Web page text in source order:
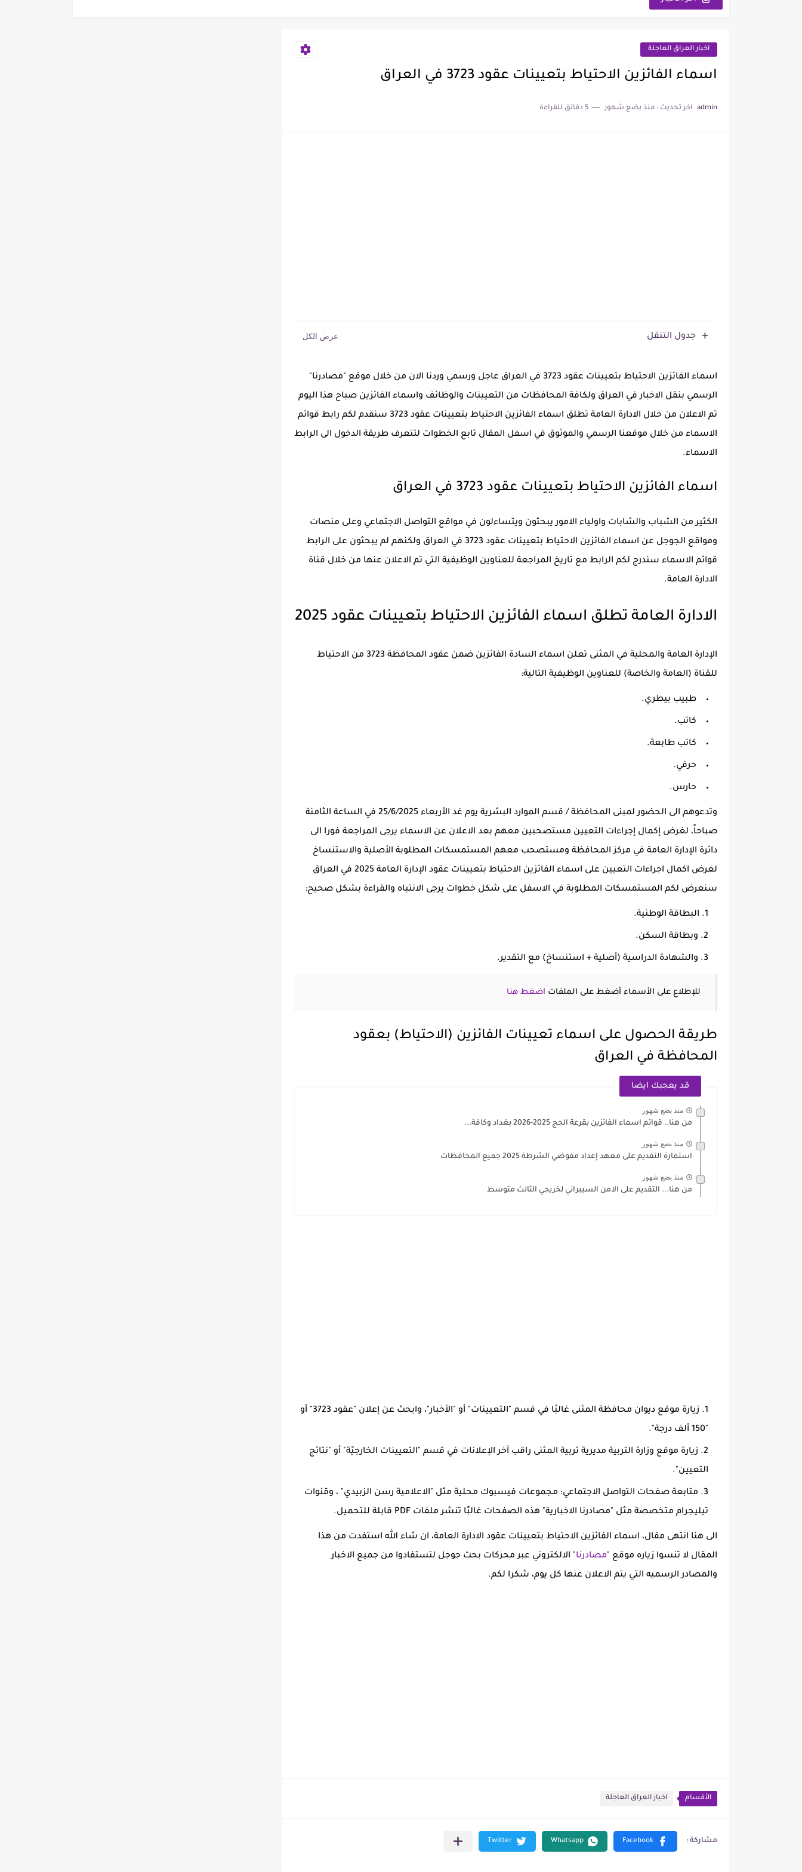
وزارة العمل تعلن اسماء قطع أراضي الرعاية الاجتماعية 2026
اخبار العراق العاجلة
اسماء الفائزين الاحتياط بتعيينات عقود 3723 في العراق
admin اخر تحديث : منذ بضع شهور 5 دقائق للقراءة
جدول التنقل
اسماء الفائزين الاحتياط بتعيينات عقود 3723 في العراق عاجل ورسمي وردنا الان من خلال موقع "مصادرنا"
الرسمي بنقل الاخبار في العراق ولكافة المحافظات من التعيينات والوظائف واسماء الفائزين صباح هذا اليوم
تم الاعلان من خلال الادارة العامة تطلق اسماء الفائزين الاحتياط بتعيينات عقود 3723 سنقدم لكم رابط قوائم
الاسماء من خلال موقعنا الرسمي والموثوق في اسفل المقال تابع الخطوات لتتعرف طريقة الدخول الى الرابط
الاسماء.
اسماء الفائزين الاحتياط بتعيينات عقود 3723 في العراق
الكثير من الشباب والشابات واولياء الامور يبحثون ويتساءلون في مواقع التواصل الاجتماعي وعلى منصات
ومواقع الجوجل عن اسماء الفائزين الاحتياط بتعيينات عقود 3723 في العراق ولكنهم لم يبحثون على الرابط
قوائم الاسماء سندرج لكم الرابط مع تاريخ المراجعة للعناوين الوظيفية التي تم الاعلان عنها من خلال قناة
الادارة العامة.
الادارة العامة تطلق اسماء الفائزين الاحتياط بتعيينات عقود 2025
الإدارة العامة والمحلية في المثنى تعلن اسماء السادة الفائزين ضمن عقود المحافظة 3723 من الاحتياط
للقناة (العامة والخاصة) للعناوين الوظيفية التالية:
طبيب بيطري.
كاتب.
كاتب طابعة.
حرفي.
حارس.
وتدعوهم الى الحضور لمبنى المحافظة / قسم الموارد البشرية يوم غد الأربعاء 25/6/2025 في الساعة الثامنة
صباحاً، لغرض إكمال إجراءات التعيين مستصحبين معهم بعد الاعلان عن الاسماء يرجى المراجعة فورا الى
دائرة الإدارة العامة في مركز المحافظة ومستصحب معهم المستمسكات المطلوبة الأصلية والاستنساخ
لغرض اكمال اجراءات التعيين على اسماء الفائزين الاحتياط بتعيينات عقود الإدارة العامة 2025 في العراق
سنعرض لكم المستمسكات المطلوبة في الاسفل على شكل خطوات يرجى الانتباه والقراءة بشكل صحيح:
البطاقة الوطنية.
وبطاقة السكن.
والشهادة الدراسية (أصلية + استنساخ) مع التقدير.
للإطلاع على الأسماء أضغط على الملفات اضغط هنا
طريقة الحصول على اسماء تعيينات الفائزين (الاحتياط) بعقود
المحافظة في العراق
قد يعجبك ايضا
منذ بضع شهور
من هنا.. قوائم اسماء الفائزين بقرعة الحج 2025-2026 بغداد وكافة...
منذ بضع شهور
استمارة التقديم على معهد إعداد مفوضي الشرطة 2025 جميع المحافظات
منذ بضع شهور
من هنا... التقديم على الامن السيبراني لخريجي الثالث متوسط
زيارة موقع ديوان محافظة المثنى غالبًا في قسم "التعيينات" أو "الأخبار"، وابحث عن إعلان "عقود 3723" أو
"150 ألف درجة".
زيارة موقع وزارة التربية مديرية تربية المثنى راقب آخر الإعلانات في قسم "التعيينات الخارجيّة" أو "نتائج
التعيين".
متابعة صفحات التواصل الاجتماعي: مجموعات فيسبوك محلية مثل "الاعلامية رسن الزبيدي" ، وقنوات
تيليجرام متخصصة مثل "مصادرنا الاخبارية" هذه الصفحات غالبًا تنشر ملفات PDF قابلة للتحميل.
الى هنا انتهى مقال، اسماء الفائزين الاحتياط بتعيينات عقود الادارة العامة، ان شاء الله استفدت من هذا
المقال لا تنسوا زياره موقع "مصادرنا" الالكتروني عبر محركات بحث جوجل لتستفادوا من جميع الاخبار
والمصادر الرسميه التي يتم الاعلان عنها كل يوم، شكرا لكم.
الأقسام اخبار العراق العاجلة